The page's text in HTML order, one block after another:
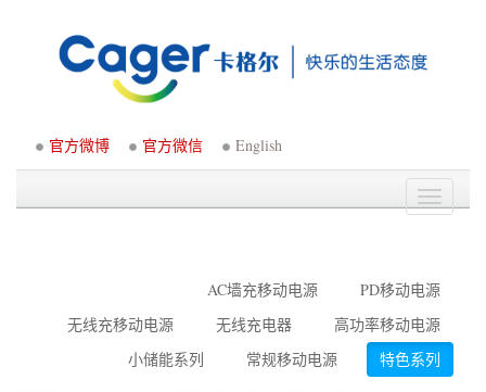
官方微博 官方微信 English
Toggle
AC墙充移动电源
PD移动电源
无线充移动电源
无线充电器
高功率移动电源
小储能系列
常规移动电源 特色系列